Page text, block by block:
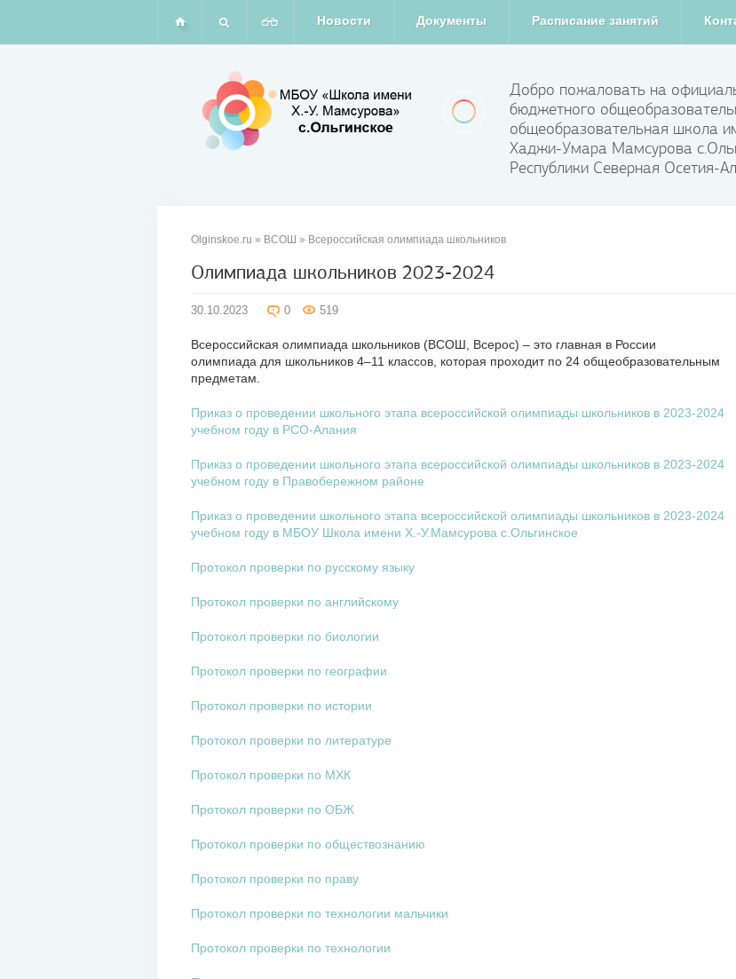
Новости Документы Расписание занятий
Добро пожаловать на
бюджетного
общеобразовательная школа
Хаджи-Умара Мамсурова
Республики Северная Осетия-
Olginskoe.ru » ВСОШ » Всероссийская олимпиада школьников
Олимпиада школьников 2023-2024
30.10.2023 0 519
Всероссийская олимпиада школьников (ВСОШ, Всерос) – это главная в России
олимпиада для школьников 4–11 классов, которая проходит по 24 общеобразовательным
предметам.
Приказ о проведении школьного этапа всероссийской олимпиады школьников в 2023-2024
учебном году в РСО-Алания
Приказ о проведении школьного этапа всероссийской олимпиады школьников в 2023-2024
учебном году в Правобережном районе
Приказ о проведении школьного этапа всероссийской олимпиады школьников в 2023-2024
учебном году в МБОУ Школа имени Х.-У.Мамсурова с.Ольгинское
Протокол проверки по русскому языку
Протокол проверки по английскому
Протокол проверки по биологии
Протокол проверки по географии
Протокол проверки по истории
Протокол проверки по литературе
Протокол проверки по МХК
Протокол проверки по ОБЖ
Протокол проверки по обществознанию
Протокол проверки по праву
Протокол проверки по технологии мальчики
Протокол проверки по технологии